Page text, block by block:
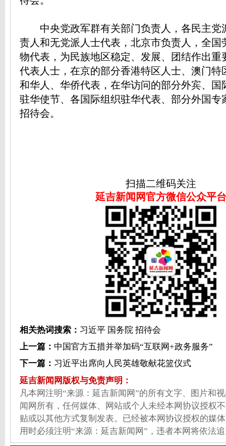
中央党政军群有关部门负责人，各民主党
责人和无党派人士代表，北京市负责人，全国
物代表，为民族地区稳定、发展、团结作出重
代表人士，在京的部分香港特区人士、澳门特
和华人、华侨代表，在华访问的部分外宾、国
驻华使节、各国际组织驻华代表、部分外国专
招待会。
扫描二维码关注
延吉新闻网官方微信公众平台
相关热词搜索： 习近平 国务院 招待会
上一篇： 中国官方五措并举加码“互联网+政务服务”
下一篇： 习近平出席向人民英雄敬献花篮仪式
延吉新闻网版权与免责声明：
凡本网注明“来源：延吉新闻网”的所有文字、图片和
闻网所有，任何媒体、网站或个人未经本网协议授权
贴或以其他方式复制发表。已经被本网协议授权的媒
用时必须注明“来源：延吉新闻网”，违者本网将依法